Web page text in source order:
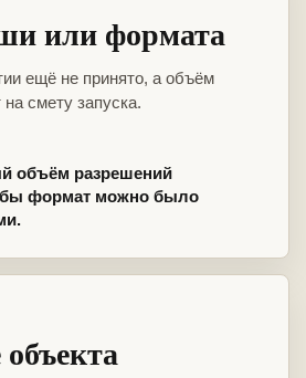
или формата
ещё не принято, а объём
смету запуска.
объём разрешений
формат можно было